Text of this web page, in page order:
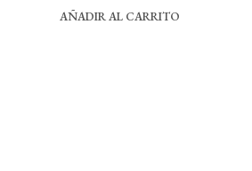
AÑADIR AL CARRITO